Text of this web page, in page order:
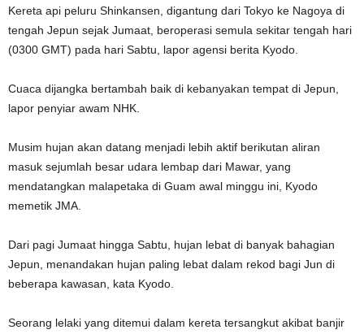
Kereta api peluru Shinkansen, digantung dari Tokyo ke Nagoya di
tengah Jepun sejak Jumaat, beroperasi semula sekitar tengah hari
(0300 GMT) pada hari Sabtu, lapor agensi berita Kyodo.
Cuaca dijangka bertambah baik di kebanyakan tempat di Jepun,
lapor penyiar awam NHK.
Musim hujan akan datang menjadi lebih aktif berikutan aliran
masuk sejumlah besar udara lembap dari Mawar, yang
mendatangkan malapetaka di Guam awal minggu ini, Kyodo
memetik JMA.
Dari pagi Jumaat hingga Sabtu, hujan lebat di banyak bahagian
Jepun, menandakan hujan paling lebat dalam rekod bagi Jun di
beberapa kawasan, kata Kyodo.
Seorang lelaki yang ditemui dalam kereta tersangkut akibat banjir